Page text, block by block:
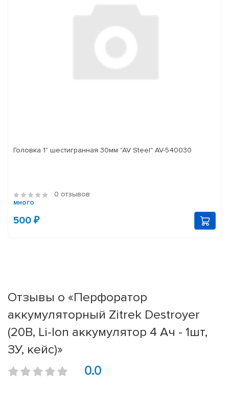
Головка 1" шестигранная 30мм "AV Steel" AV-540030
0 отзывов
много
500 ₽
Отзывы о «Перфоратор
аккумуляторный Zitrek Destroyer
(20В, Li-Ion аккумулятор 4 Ач - 1шт,
ЗУ, кейс)»
0.0